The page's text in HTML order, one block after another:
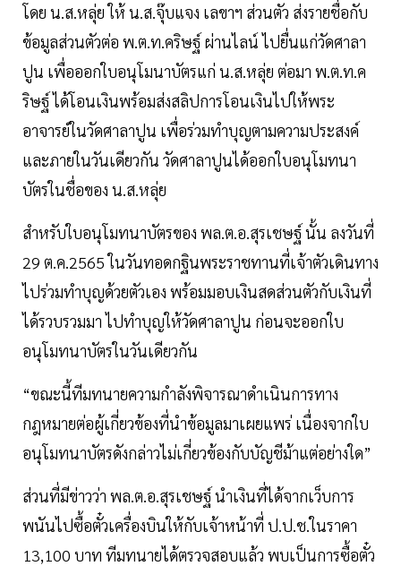
โดย น.ส.หลุ่ย ให้ น.ส.จุ๊บแจง เลขาฯ ส่วนตัว ส่งรายชื่อกับ
ข้อมูลส่วนตัวต่อ พ.ต.ท.คริษฐ์ ผ่านไลน์ ไปยื่นแก่วัดศาลา
ปูน เพื่อออกใบอนุโมนาบัตรแก่ น.ส.หลุ่ย ต่อมา พ.ต.ท.ค
ริษฐ์ ได้โอนเงินพร้อมส่งสลิปการโอนเงินไปให้พระ
อาจารย์ในวัดศาลาปูน เพื่อร่วมทำบุญตามความประสงค์
และภายในวันเดียวกัน วัดศาลาปูนได้ออกใบอนุโมทนา
บัตรในชื่อของ น.ส.หลุ่ย
สำหรับใบอนุโมทนาบัตรของ พล.ต.อ.สุรเชษฐ์ นั้น ลงวันที่
29 ต.ค.2565 ในวันทอดกฐินพระราชทานที่เจ้าตัวเดินทาง
ไปร่วมทำบุญด้วยตัวเอง พร้อมมอบเงินสดส่วนตัวกับเงินที่
ได้รวบรวมมา ไปทำบุญให้วัดศาลาปูน ก่อนจะออกใบ
อนุโมทนาบัตรในวันเดียวกัน
“ขณะนี้ทีมทนายความกำลังพิจารณาดำเนินการทาง
กฎหมายต่อผู้เกี่ยวข้องที่นำข้อมูลมาเผยแพร่ เนื่องจากใบ
อนุโมทนาบัตรดังกล่าวไม่เกี่ยวข้องกับบัญชีม้าแต่อย่างใด”
ส่วนที่มีข่าวว่า พล.ต.อ.สุรเชษฐ์ นำเงินที่ได้จากเว็บการ
พนันไปซื้อตั๋วเครื่องบินให้กับเจ้าหน้าที่ ป.ป.ช.ในราคา
13,100 บาท ทีมทนายได้ตรวจสอบแล้ว พบเป็นการซื้อตั๋ว